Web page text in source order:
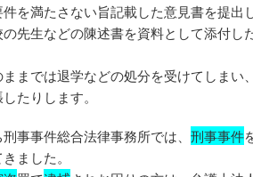
を満たさない旨記載した意見書を提出
先生などの陳述書を資料として添付し
までは退学などの処分を受けてしまい
たりします。
事事件総合法律事務所では、 刑事事件
ました。